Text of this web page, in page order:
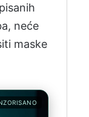
neće
maske